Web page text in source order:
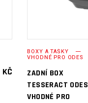
KČ
BOXY A TAŠKY
VHODNÉ PRO ODES
ZADNÍ BOX
TESSERACT ODES
VHODNÉ PRO